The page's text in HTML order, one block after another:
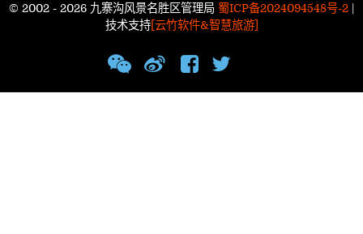
© 2002 - 2026 九寨沟风景名胜区管理局 蜀ICP备2024094548号-2 |
技术支持[云竹软件&智慧旅游]